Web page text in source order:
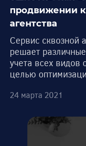
продвижении
агентства
Сервис сквозной
решает
учета всех видов
целью
24 марта 2021